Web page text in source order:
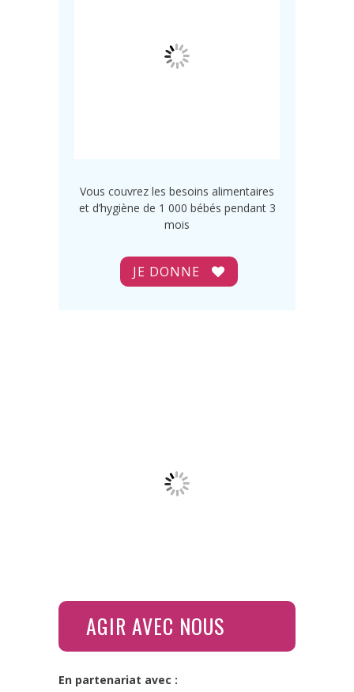
Vous couvrez les besoins alimentaires
et d’hygiène de 1 000 bébés pendant 3
mois
JE DONNE
AGIR AVEC NOUS
En partenariat avec :